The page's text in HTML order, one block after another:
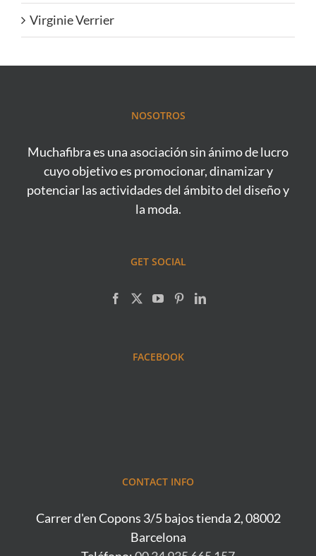
Virginie Verrier
NOSOTROS
Muchafibra es una asociación sin ánimo de lucro
cuyo objetivo es promocionar, dinamizar y
potenciar las actividades del ámbito del diseño y
la moda.
GET SOCIAL
FACEBOOK
CONTACT INFO
Carrer d'en Copons 3/5 bajos tienda 2, 08002
Barcelona